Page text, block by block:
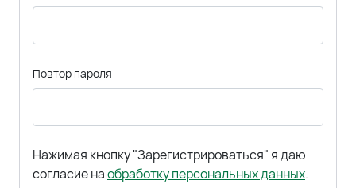
Повтор пароля
Нажимая кнопку "Зарегистрироваться" я даю
согласие наобработку персональных данных.